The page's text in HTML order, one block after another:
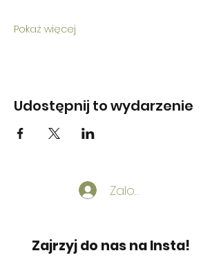
Pokaż więcej
Udostępnij to wydarzenie
Zaloguj
Zajrzyj do nas na Insta!